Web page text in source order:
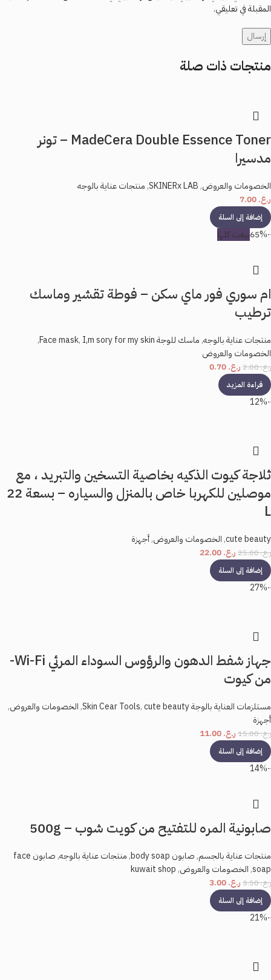
المقبلة في تعليقي.
منتجات ذات صلة
MadeCera Double Essence Toner – تونر
مدسيرا
الخصومات والعروض,
SKINERx LAB
,منتجات عناية بالوجه
ر.ع.
إضافة إلى السلة
-65% بيعت كلها
ام سوري فور ماي سكن – فوطة تقشير وماسك
ترطيب
منتجات عناية بالوجه,ماسك للوجة Face mask , I,m sory for my skin
,
الخصومات والعروض
ر.ع.2.00 ر.ع.
قراءة المزيد
-12%
ثلاجة كيوت الذكيه بخاصية التسخين والتبريد ، مع
موصلين للكهربا خاص بالمنزل والسياره – بسعة 22
L
cute beauty
,الخصومات والعروض,أجهزة
ر.ع.25.00 ر.ع.
إضافة إلى السلة
-27%
جهاز شفط الدهون والرؤوس السوداء المرئي Wi-Fi-
من كيوت
مستلزمات العناية بالوجة Skin Cear Tools ,cute beauty
,الخصومات والعروض,
أجهزة
ر.ع.15.00 ر.ع.
إضافة إلى السلة
-14%
صابونية المره للتفتيح من كويت شوب – 500g
منتجات عناية بالجسم,صابون body soap ,منتجات عناية بالوجه,
صابون face
soap
,الخصومات والعروض,
kuwait shop
ر.ع.3.50 ر.ع.
إضافة إلى السلة
-21%